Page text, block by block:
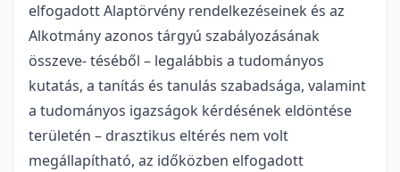
elfogadott Alaptörvény rendelkezéseinek és az
Alkotmány azonos tárgyú szabályozásának
összeve- téséből – legalábbis a tudományos
kutatás, a tanítás és tanulás szabadsága, valamint
a tudományos igazságok kérdésének eldöntése
területén – drasztikus eltérés nem volt
megállapítható, az időközben elfogadott